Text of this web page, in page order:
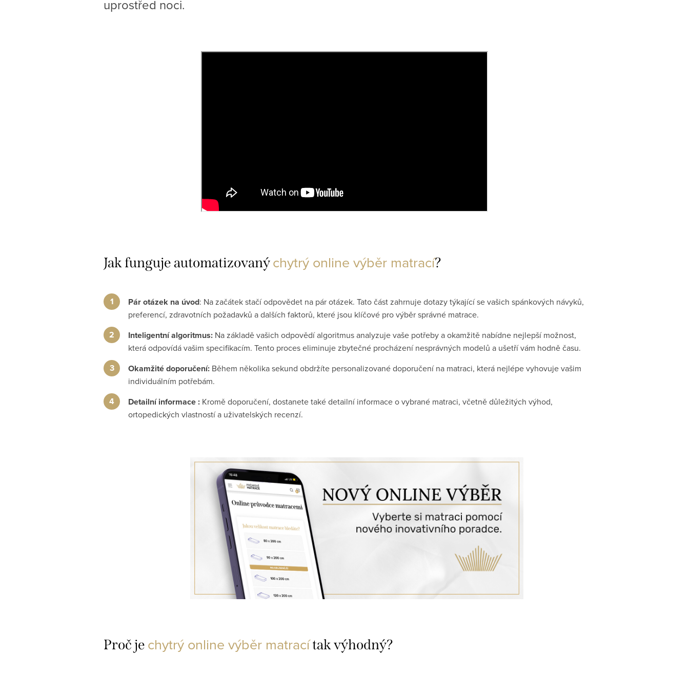
uprostřed noci.
Jak funguje automatizovanýchytrý online výběr matrací?
Pár otázek na úvod: Na začátek stačí odpovědet na pár otázek. Tato část zahrnuje dotazy týkající se vašich spánkových návyků,
preferencí, zdravotních požadavků a dalších faktorů, které jsou klíčové pro výběr správné matrace.
Inteligentní algoritmus: Na základě vašich odpovědí algoritmus analyzuje vaše potřeby a okamžitě nabídne nejlepší možnost,
která odpovídá vašim specifikacím. Tento proces eliminuje zbytečné procházení nesprávných modelů a ušetří vám hodně času.
Okamžité doporučení: Během několika sekund obdržíte personalizované doporučení na matraci, která nejlépe vyhovuje vašim
individuálním potřebám.
Detailní informace : Kromě doporučení, dostanete také detailní informace o vybrané matraci, včetně důležitých výhod,
ortopedických vlastností a uživatelských recenzí.
Proč je chytrý online výběr matracítak výhodný?